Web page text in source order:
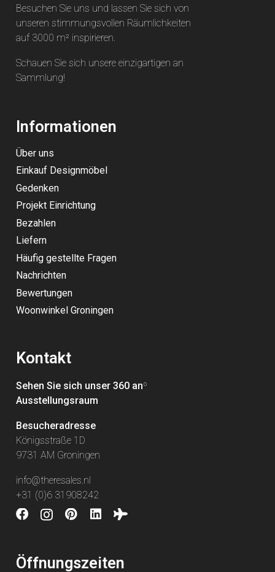
Besuchen Sie uns und lassen Sie sich von
unseren stimmungsvollen Räumlichkeiten
auf 3000 m² inspirieren.
Schauen Sie sich unsere einzigartigen an
Sammlung!
Informationen
Über uns
Einkauf Designmöbel
Gedenken
Projekt Einrichtung
Bezahlen
Liefern
Häufig gestellte Fragen
Nachrichten
Bewertungen
Woonwinkel Groningen
Kontakt
Sehen Sie sich unser 360 anº
Ausstellungsraum
Besucheradresse
Königsstraße 1D
9731 AM Groningen
info@theresales.nl
+31 (0)6 31908242
Öffnungszeiten